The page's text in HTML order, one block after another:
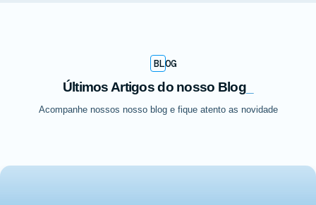
BLOG
Últimos Artigos do nosso Blog_
Acompanhe nossos nosso blog e fique atento as novidade